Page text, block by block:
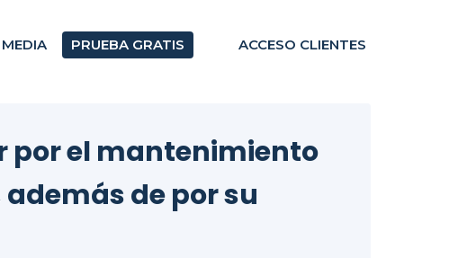
MEDIA PRUEBA GRATIS ACCESO CLIENTES
por el mantenimiento
de por su